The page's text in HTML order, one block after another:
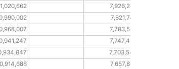
7,926,282
7,821,745
7,783,566
7,747,498
7,703,549
7,657,803